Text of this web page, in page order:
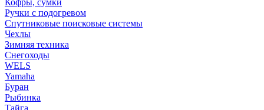
Кофры, сумки
Ручки с подогревом
Спутниковые поисковые системы
Чехлы
Зимняя техника
Снегоходы
WELS
Yamaha
Буран
Рыбинка
Тайга